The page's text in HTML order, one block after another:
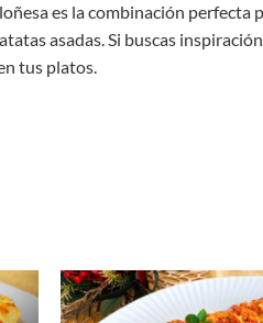
es la combinación perfecta
asadas. Si buscas
tus platos.